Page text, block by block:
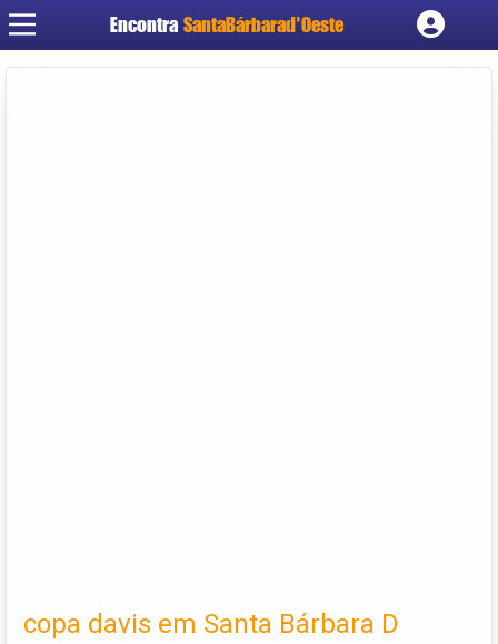
Encontra SantaBárbarad'Oeste
Cadastrar empresa
copa davis em Santa Bárbara D